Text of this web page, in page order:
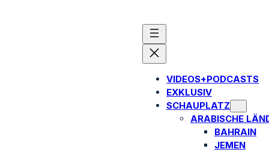
VIDEOS+PODCASTS
EXKLUSIV
SCHAUPLATZ
ARABISCHE
BAHRAIN
JEMEN